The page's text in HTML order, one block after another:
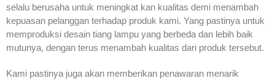
selalu berusaha untuk meningkat kan kualitas demi menambah
kepuasan pelanggan terhadap produk kami. Yang pastinya untuk
memproduksi desain tiang lampu yang berbeda dan lebih baik
mutunya, dengan terus menambah kualitas dari produk tersebut.
Kami pastinya juga akan memberikan penawaran menarik